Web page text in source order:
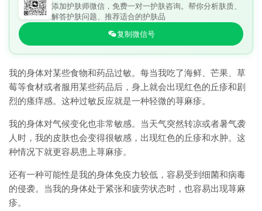
添加护肤师微信，免费一对一护肤咨询。帮你分析肤质、
解答护肤问题、推荐适合的护肤品
复制微信号
我的身体对某些食物和药品过敏。每当我吃了海鲜、芒果、草
莓等食材或者服用某些药品后，身上就会出现红色的丘疹和剧
烈的瘙痒感。这种过敏反应就是一种轻微的荨麻疹。
我的身体对气候变化也非常敏感。当天气突然转凉或者暑气袭
人时，我的皮肤也会变得很敏感，出现红色的丘疹和水肿。这
种情况下就更容易患上荨麻疹。
还有一种可能性是我的身体免疫力较低，容易受到细菌和病毒
的侵袭。当我的身体处于紧张和疲劳状态时，也容易出现荨麻
疹。